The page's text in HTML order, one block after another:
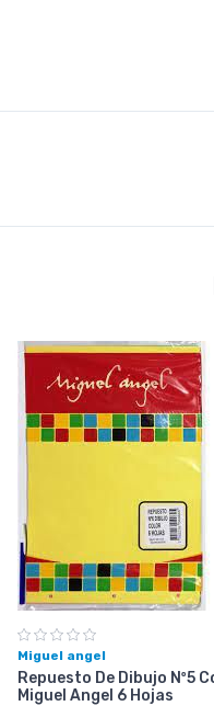
Miguel angel
Repuesto De Dibujo Nº5
Miguel Angel 6 Hojas